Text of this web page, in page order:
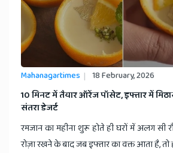
Mahanagartimes 18 February, 2026
10 मिनट में तैयार ऑरेंज पॉसेट, इफ्तार में
संतरा डेजर्ट
रमजान का महीना शुरू होते ही घरों में अलग सी
रोज़ा रखने के बाद जब इफ्तार का वक्त आता है,